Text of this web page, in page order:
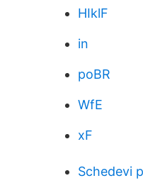
HIklF
in
poBR
WfE
xF
Schedevi